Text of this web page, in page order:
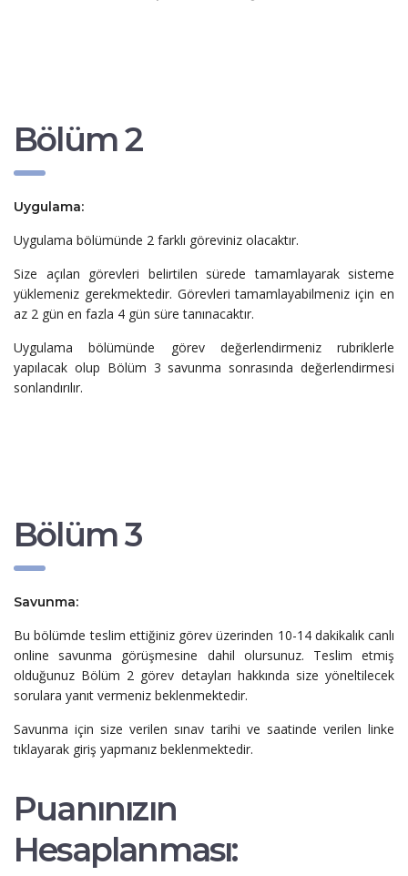
Bölüm 2
Uygulama:
Uygulama bölümünde 2 farklı göreviniz olacaktır.
Size açılan görevleri belirtilen sürede tamamlayarak sisteme
yüklemeniz gerekmektedir. Görevleri tamamlayabilmeniz için en
az 2 gün en fazla 4 gün süre tanınacaktır.
Uygulama bölümünde görev değerlendirmeniz rubriklerle
yapılacak olup Bölüm 3 savunma sonrasında değerlendirmesi
sonlandırılır.
Bölüm 3
Savunma:
Bu bölümde teslim ettiğiniz görev üzerinden 10-14 dakikalık canlı
online savunma görüşmesine dahil olursunuz. Teslim etmiş
olduğunuz Bölüm 2 görev detayları hakkında size yöneltilecek
sorulara yanıt vermeniz beklenmektedir.
Savunma için size verilen sınav tarihi ve saatinde verilen linke
tıklayarak giriş yapmanız beklenmektedir.
Puanınızın
Hesaplanması: